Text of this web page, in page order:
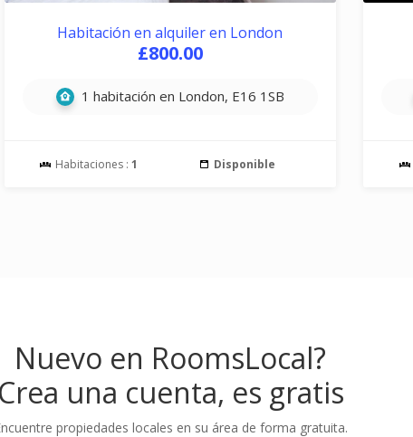
Habitación en alquiler en London
£800.00
1 habitación en London, E16 1SB
Habitaciones :1 Disponible
Nuevo en RoomsLocal?
Crea una cuenta, es gratis
propiedades locales en su área de forma gratuita.